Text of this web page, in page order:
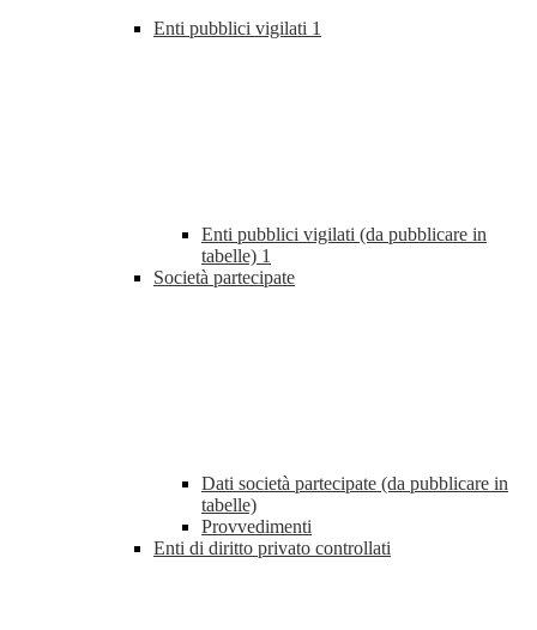
Enti pubblici vigilati 1
Enti pubblici vigilati (da pubblicare in
tabelle) 1
Società partecipate
Dati società partecipate (da pubblicare in
tabelle)
Provvedimenti
Enti di diritto privato controllati